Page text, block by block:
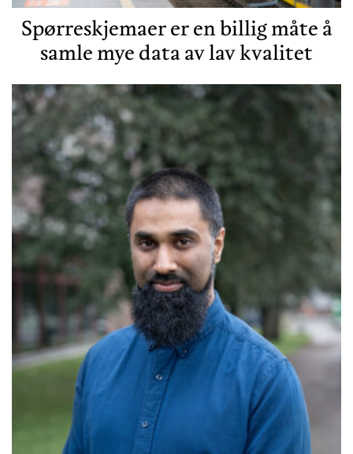
Spørreskjemaer er en billig måte å
samle mye data av lav kvalitet